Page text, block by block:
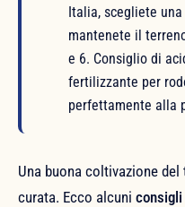
Italia, scegliete
mantenete il
e 6. Consiglio di
fertilizzante per
perfettamente alla
Una buona coltivazione
curata. Ecco alcuni consigli